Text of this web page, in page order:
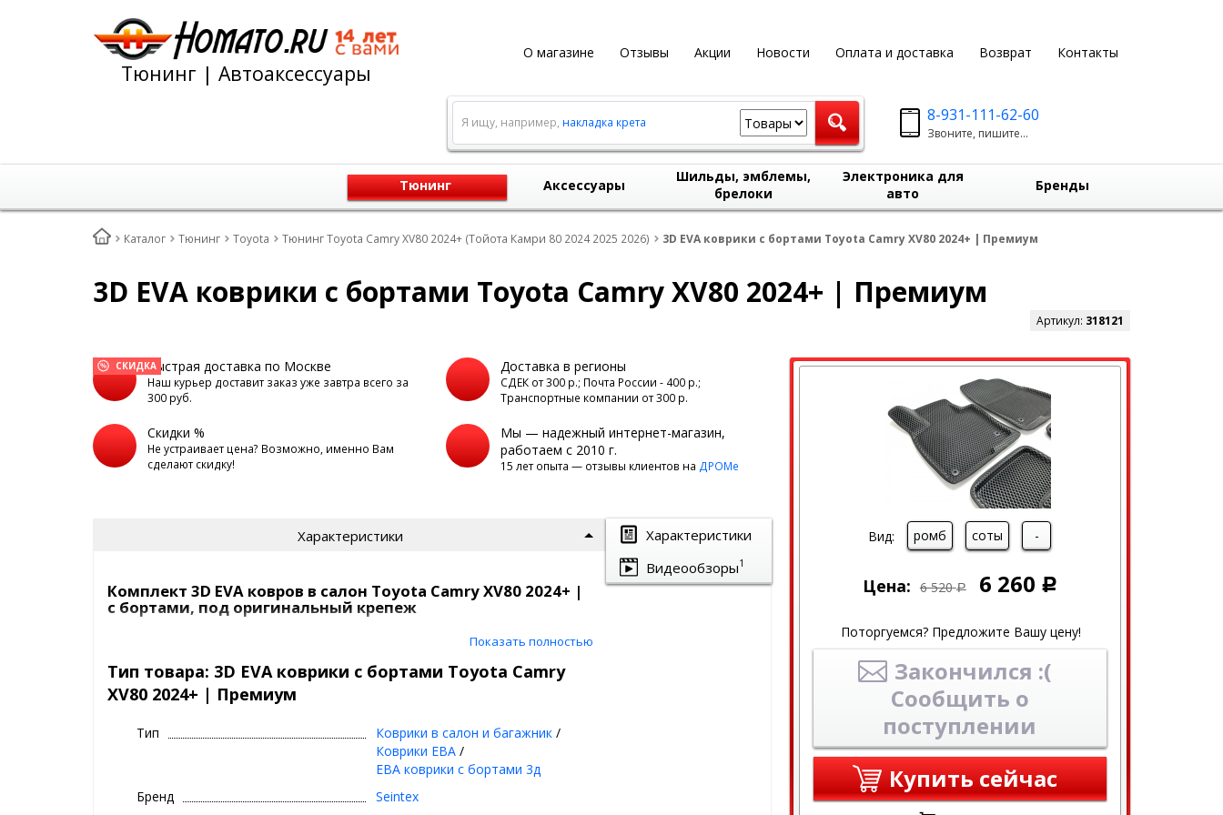
О магазине Отзывы Акции Новости Оплата и доставка Возврат Контакты
Тюнинг | Автоаксессуары
8-931-111-62-60
Звоните, пишите...
Я ищу, например, накладка крета
Тюнинг Аксессуары
Шильды, эмблемы,
брелоки
Электроника для
авто
Бренды
Каталог Тюнинг Toyota Тюнинг Toyota Camry XV80 2024+ (Тойота Камри 80 2024 2025 2026) 3D EVA коврики с бортами Toyota Camry XV80 2024+ | Премиум
3D EVA коврики с бортами Toyota Camry XV80 2024+ | Премиум
Артикул: 318121
СКИДКА
Вид: ромб соты -
Цена: 6 520 Р 6 260 Р
Поторгуемся? Предложите Вашу цену!
Закончился :(
Сообщить о
поступлении
Купить сейчас
Быстрая доставка по Москве
Наш курьер доставит заказ уже завтра всего за
300 руб.
Доставка в регионы
СДЕК от 300 р.; Почта России - 400 р.;
Транспортные компании от 300 р.
Скидки %
Не устраивает цена? Возможно, именно Вам
сделают скидку!
Мы — надежный интернет-магазин,
работаем с 2010 г.
15 лет опыта — отзывы клиентов на ДРОМе
Характеристики
Видеообзоры1
Характеристики
Комплект 3D EVA ковров в салон Toyota Camry XV80 2024+ |
с бортами, под оригинальный крепеж
3D EVA коврики в машину с высокими бортиками |
Seintex
⊕ высокие бортики
крепеж, идельно повторяют геометрию пола авто
⊕ используются каждый день круглый год - лето, осень,
зима, весна
⊕ ЭВА материал - имеет дизайн ромб или соты, благодаря
Показать полностью
Тип товара: 3D EVA коврики с бортами Toyota Camry
XV80 2024+ | Премиум
Тип Коврики в салон и багажник /
Коврики ЕВА /
ЕВА коврики с бортами 3д
Бренд
Seintex